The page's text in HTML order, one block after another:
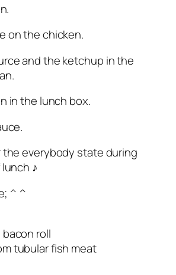
on the chicken.
and the ketchup in the
in the lunch box.
the everybody state during
♪
^ ^
roll
tubular fish meat